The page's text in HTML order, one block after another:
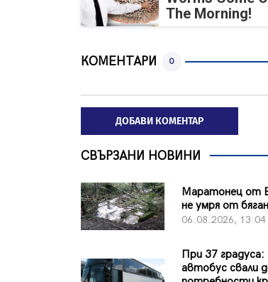
The Morning!
КОМЕНТАРИ 0
ДОБАВИ КОМЕНТАР
СВЪРЗАНИ НОВИНИ
Маратонец от
не умря от
06.08.2026,
При 37
автобус свали